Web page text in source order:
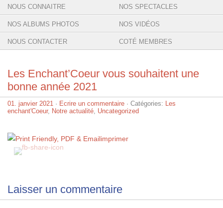
NOUS CONNAITRE NOS SPECTACLES
NOS ALBUMS PHOTOS NOS VIDÉOS
NOUS CONTACTER COTÉ MEMBRES
Les Enchant’Coeur vous souhaitent une
bonne année 2021
01. janvier 2021 · Ecrire un commentaire · Catégories:
Les
enchant'Coeur, Notre actualité Uncategorized
imprimer
Laisser un commentaire